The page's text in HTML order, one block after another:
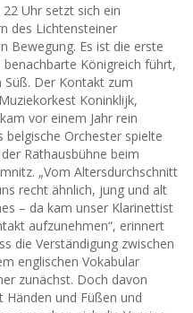
Uhr setzt sich ein
des Lichtensteiner
Bewegung. Es ist die erste
Königreich führt,
Der Kontakt zum
Koninklijk,
vor einem Jahr rein
belgische Orchester spielte
Rathausbühne beim
„Vom Altersdurchschnitt
recht ähnlich, jung und alt
– da kam unser Klarinettist
aufzunehmen“, erinnert
die Verständigung zwischen
englischen Vokabular
zunächst. Doch davon
Händen und Füßen und